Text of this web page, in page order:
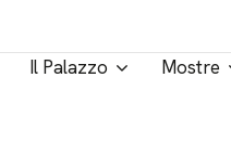
Il Palazzo Mostre